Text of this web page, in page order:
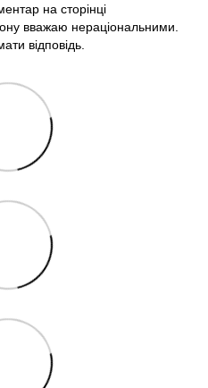
на сторінці
вважаю нераціональними.
відповідь.